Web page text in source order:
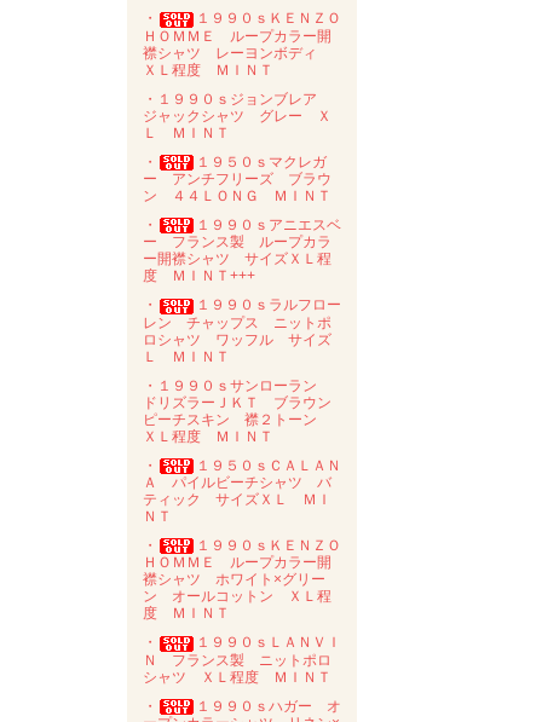
・
１９９０ｓＫＥＮＺＯ
ＨＯＭＭＥ ループカラー開
襟シャツ レーヨンボディ
ＸＬ程度 ＭＩＮＴ
・１９９０ｓジョンブレア
ジャックシャツ グレー Ｘ
Ｌ ＭＩＮＴ
・
１９５０ｓマクレガ
ー アンチフリーズ ブラウ
ン ４４ＬＯＮＧ ＭＩＮＴ
・
１９９０ｓアニエスベ
ー フランス製 ループカラ
ー開襟シャツ サイズＸＬ程
度 ＭＩＮＴ+++
・
１９９０ｓラルフロー
レン チャップス ニットポ
ロシャツ ワッフル サイズ
Ｌ ＭＩＮＴ
・１９９０ｓサンローラン
ドリズラーＪＫＴ ブラウン
ピーチスキン 襟２トーン
ＸＬ程度 ＭＩＮＴ
・
１９５０ｓＣＡＬＡＮ
Ａ パイルビーチシャツ バ
ティック サイズＸＬ ＭＩ
ＮＴ
・
１９９０ｓＫＥＮＺＯ
ＨＯＭＭＥ ループカラー開
襟シャツ ホワイト×グリー
ン オールコットン ＸＬ程
度 ＭＩＮＴ
・
１９９０ｓＬＡＮＶＩ
Ｎ フランス製 ニットポロ
シャツ ＸＬ程度 ＭＩＮＴ
・
１９９０ｓハガー オ